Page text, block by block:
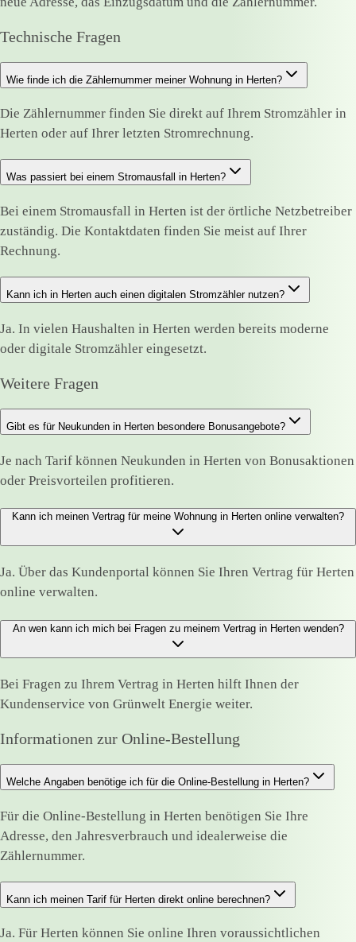
Technische Fragen
Wie finde ich die Zählernummer meiner Wohnung in Herten?
Die Zählernummer finden Sie direkt auf Ihrem Stromzähler in
Herten oder auf Ihrer letzten Stromrechnung.
Was passiert bei einem Stromausfall in Herten?
Bei einem Stromausfall in Herten ist der örtliche Netzbetreiber
zuständig. Die Kontaktdaten finden Sie meist auf Ihrer
Rechnung.
Kann ich in Herten auch einen digitalen Stromzähler nutzen?
Ja. In vielen Haushalten in Herten werden bereits moderne
oder digitale Stromzähler eingesetzt.
Weitere Fragen
Gibt es für Neukunden in Herten besondere Bonusangebote?
Je nach Tarif können Neukunden in Herten von Bonusaktionen
oder Preisvorteilen profitieren.
Kann ich meinen Vertrag für meine Wohnung in Herten online verwalten?
Ja. Über das Kundenportal können Sie Ihren Vertrag für Herten
online verwalten.
An wen kann ich mich bei Fragen zu meinem Vertrag in Herten wenden?
Bei Fragen zu Ihrem Vertrag in Herten hilft Ihnen der
Kundenservice von Grünwelt Energie weiter.
Informationen zur Online-Bestellung
Welche Angaben benötige ich für die Online-Bestellung in Herten?
Für die Online-Bestellung in Herten benötigen Sie Ihre
Adresse, den Jahresverbrauch und idealerweise die
Zählernummer.
Kann ich meinen Tarif für Herten direkt online berechnen?
Ja. Für Herten können Sie online Ihren voraussichtlichen